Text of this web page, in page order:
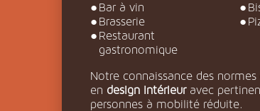
bar à vin
brasserie
restaurant
gastronomique
Notre connaissance des
en design intérieuravec
personnes à mobilité réduite.